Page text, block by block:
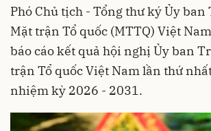
Phó Chủ tịch - Tổng thư ký Ủy
Mặt trận Tổ quốc (MTTQ) Việt
báo cáo kết quả hội nghị Ủy ban
trận Tổ quốc Việt Nam lần thứ
nhiệm kỳ 2026 - 2031.